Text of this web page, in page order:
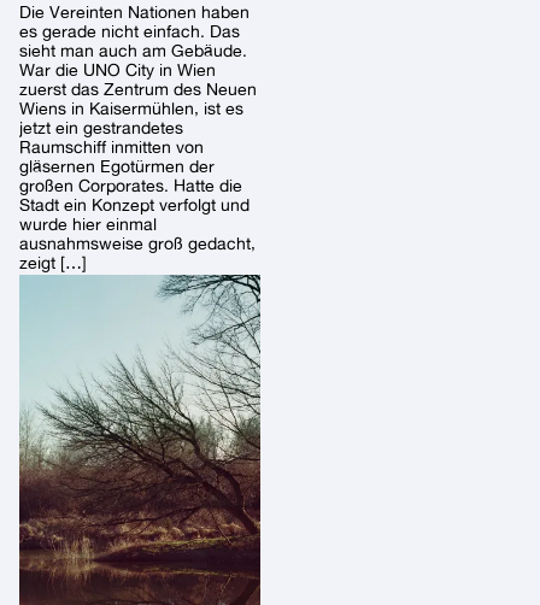
Die Vereinten Nationen haben
es gerade nicht einfach. Das
sieht man auch am Gebäude.
War die UNO City in Wien
zuerst das Zentrum des Neuen
Wiens in Kaisermühlen, ist es
jetzt ein gestrandetes
Raumschiff inmitten von
gläsernen Egotürmen der
großen Corporates. Hatte die
Stadt ein Konzept verfolgt und
wurde hier einmal
ausnahmsweise groß gedacht,
zeigt […]